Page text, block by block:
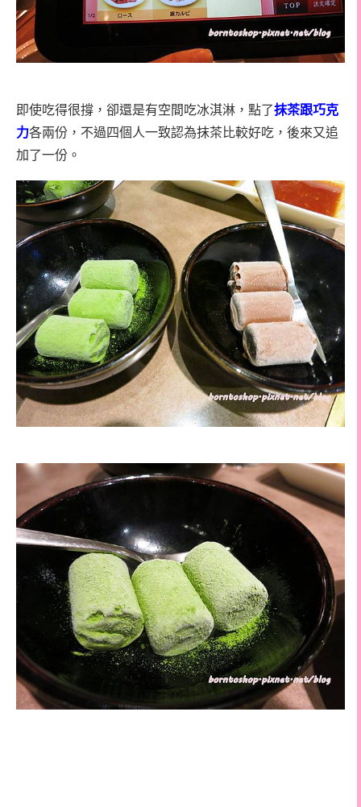
即使吃得很撐，卻還是有空間吃冰淇淋，點了抹茶跟巧克
力各兩份，不過四個人一致認為抹茶比較好吃，後來又追
加了一份。